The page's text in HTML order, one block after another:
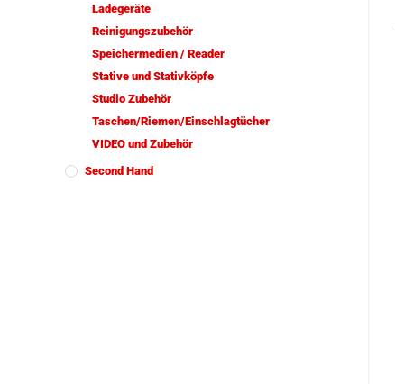
Ladegeräte
Reinigungszubehör
Speichermedien / Reader
Stative und Stativköpfe
Studio Zubehör
Taschen/Riemen/Einschlagtücher
VIDEO und Zubehör
Second Hand